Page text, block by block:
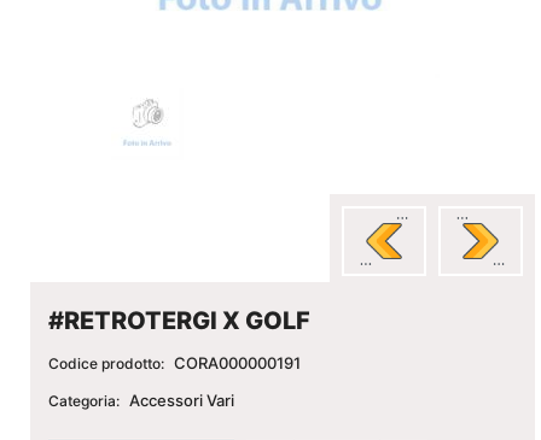
#RETROTERGI X GOLF
Codice prodotto: CORA000000191
Categoria: Accessori Vari